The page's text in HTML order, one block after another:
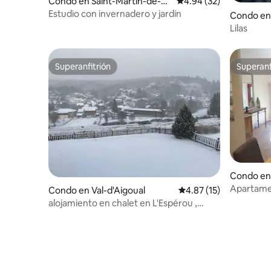
ndres
Estudio con invernadero y jardín
Condo
Lilas
Superanfitrión
Superanfitrión
Condo en Val-d'Aigoual Calificación
4.87 (15)
alojamiento en chalet en L'Espérou ,
Condo